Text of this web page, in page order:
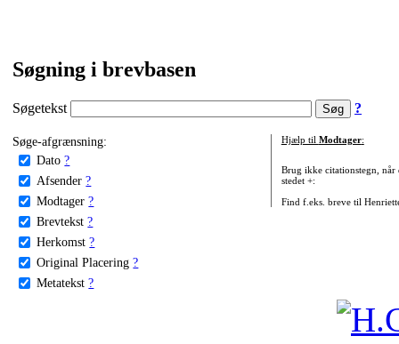
Søgning i brevbasen
Søgetekst ?
Søge-afgrænsning:
Dato ?
Afsender ?
Modtager ?
Brevtekst ?
Herkomst ?
Original Placering ?
Metatekst ?
Hjælp til Modtager:
Brug ikke citationstegn, når
stedet +:
Find f.eks. breve til